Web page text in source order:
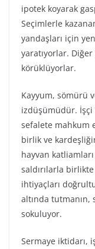
ipotek koyarak
Seçimlerle
yandaşları için
yaratıyorlar. Diğer
körüklüyorlar.
Kayyum, sömürü
izdüşümüdür. İşçi
sefalete mahkum
birlik ve
hayvan
saldırılarla
ihtiyaçları
altında tutmanın,
sokuluyor.
Sermaye iktidarı,